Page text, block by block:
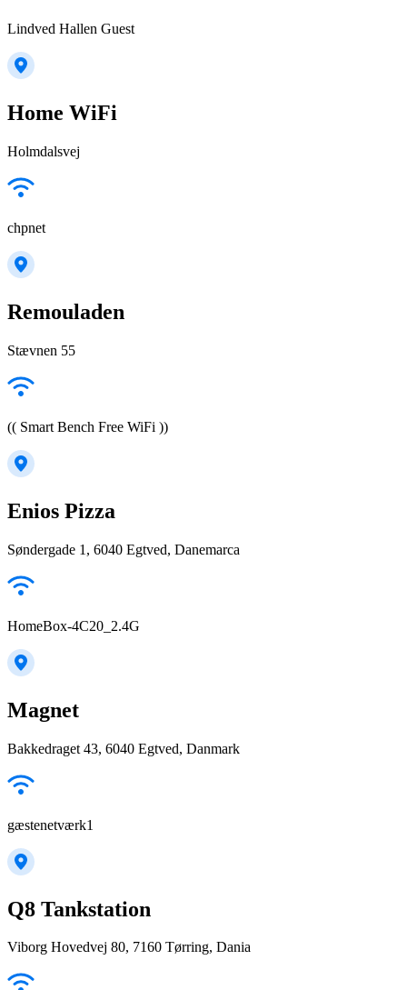
Lindved Hallen Guest
Home WiFi
Holmdalsvej
chpnet
Remouladen
Stævnen 55
(( Smart Bench Free WiFi ))
Enios Pizza
Søndergade 1, 6040 Egtved, Danemarca
HomeBox-4C20_2.4G
Magnet
Bakkedraget 43, 6040 Egtved, Danmark
gæstenetværk1
Q8 Tankstation
Viborg Hovedvej 80, 7160 Tørring, Dania